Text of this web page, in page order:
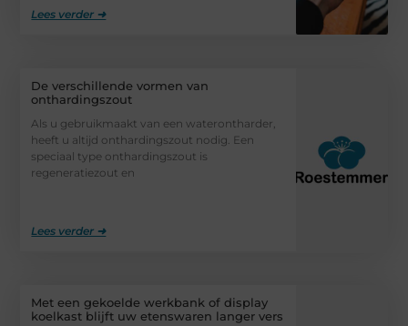
Lees verder ➜
De verschillende vormen van
onthardingszout
Als u gebruikmaakt van een waterontharder,
heeft u altijd onthardingszout nodig. Een
speciaal type onthardingszout is
regeneratiezout en
Lees verder ➜
Met een gekoelde werkbank of display
koelkast blijft uw etenswaren langer vers